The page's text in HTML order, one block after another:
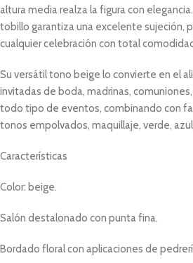
altura media realza la figura con
tobillo garantiza una excelente sujeción,
cualquier celebración con total
Su versátil tono beige lo convierte en el
invitadas de boda, madrinas,
todo tipo de eventos, combinando con
tonos empolvados, maquillaje, verde,
Características
Color: beige.
Salón destalonado con punta fina.
Bordado floral con aplicaciones de